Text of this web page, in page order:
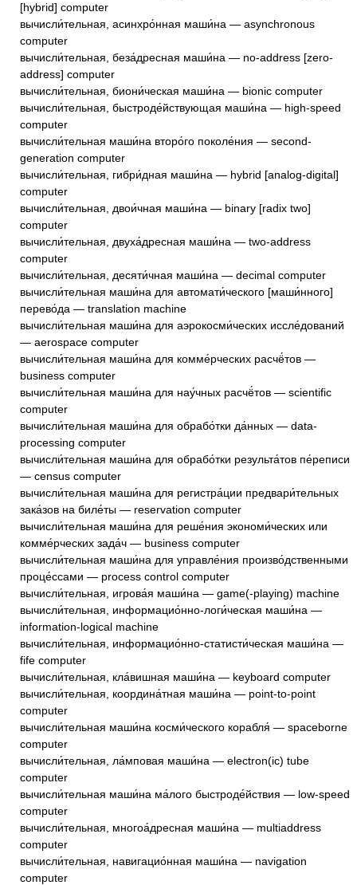
[hybrid] computer
вычисли́тельная, асинхро́нная маши́на — asynchronous
computer
вычисли́тельная, беза́дресная маши́на — no-address [zero-
address] computer
вычисли́тельная, биони́ческая маши́на — bionic computer
вычисли́тельная, быстроде́йствующая маши́на — high-speed
computer
вычисли́тельная маши́на второ́го поколе́ния — second-
generation computer
вычисли́тельная, гибри́дная маши́на — hybrid [analog-digital]
computer
вычисли́тельная, двои́чная маши́на — binary [radix two]
computer
вычисли́тельная, двуха́дресная маши́на — two-address
computer
вычисли́тельная, десяти́чная маши́на — decimal computer
вычисли́тельная маши́на для автомати́ческого [маши́нного]
перево́да — translation machine
вычисли́тельная маши́на для аэрокосми́ческих иссле́дований
— aerospace computer
вычисли́тельная маши́на для комме́рческих расчё́тов —
business computer
вычисли́тельная маши́на для нау́чных расчё́тов — scientific
computer
вычисли́тельная маши́на для обрабо́тки да́нных — data-
processing computer
вычисли́тельная маши́на для обрабо́тки результа́тов пе́реписи
— census computer
вычисли́тельная маши́на для регистра́ции предвари́тельных
зака́зов на биле́ты — reservation computer
вычисли́тельная маши́на для реше́ния экономи́ческих или
комме́рческих зада́ч — business computer
вычисли́тельная маши́на для управле́ния произво́дственными
проце́ссами — process control computer
вычисли́тельная, игрова́я маши́на — game(-playing) machine
вычисли́тельная, информацио́нно-логи́ческая маши́на —
information-logical machine
вычисли́тельная, информацио́нно-статисти́ческая маши́на —
fife computer
вычисли́тельная, кла́вишная маши́на — keyboard computer
вычисли́тельная, координа́тная маши́на — point-to-point
computer
вычисли́тельная маши́на косми́ческого корабля́ — spaceborne
computer
вычисли́тельная, ла́мповая маши́на — electron(ic) tube
computer
вычисли́тельная маши́на ма́лого быстроде́йствия — low-speed
computer
вычисли́тельная, многоа́дресная маши́на — multiaddress
computer
вычисли́тельная, навигацио́нная маши́на — navigation
computer